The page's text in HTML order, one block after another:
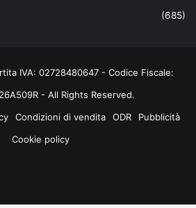
(685)
IVA: 02728480647 - Codice Fiscale:
- All Rights Reserved.
Condizioni di vendita ODR
Pubblicità
Cookie policy